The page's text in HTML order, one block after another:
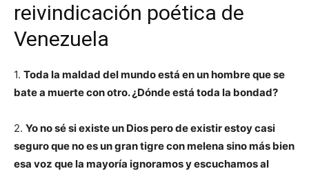
reivindicación poética de
Venezuela
1. Toda la maldad del mundo está en un hombre que se
bate a muerte con otro. ¿Dónde está toda la bondad?
2. Yo no sé si existe un Dios pero de existir estoy casi
seguro que no es un gran tigre con melena sino más bien
esa voz que la mayoría ignoramos y escuchamos al